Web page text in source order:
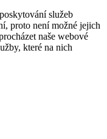
služeb
proto není možné jejich
naše webové
které na nich